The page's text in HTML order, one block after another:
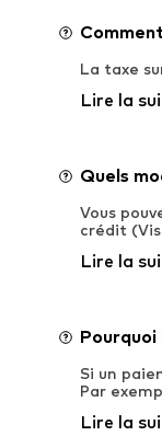
La taxe
Lire la
Quels
Vous
crédit
Lire la
Si un
Par
Lire la